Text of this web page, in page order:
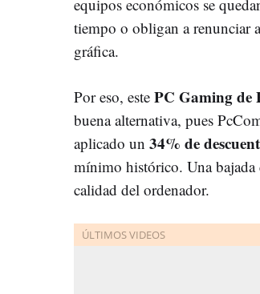
equipos económicos se
tiempo o obligan a renunciar
gráfica.
Por eso, este PC Gaming de
buena alternativa, pues
aplicado un 34% de
mínimo histórico. Una
calidad del ordenador.